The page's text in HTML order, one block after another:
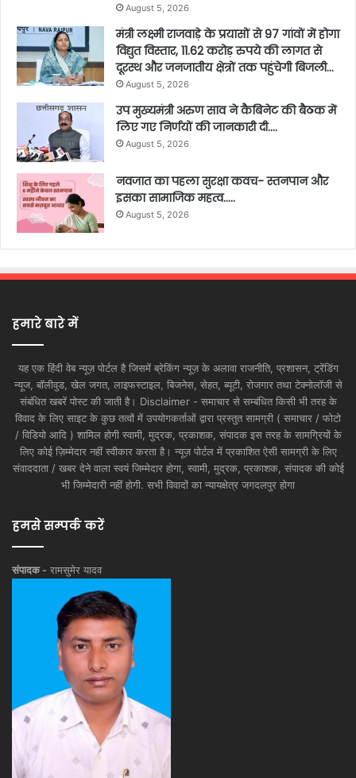
August 5, 2026
मंत्री लक्ष्मी राजवाड़े के प्रयासों से 97 गांवों में होगा
विद्युत विस्तार, 11.62 करोड़ रुपये की लागत से
दूरस्थ और जनजातीय क्षेत्रों तक पहुंचेगी बिजली…
August 5, 2026
उप मुख्यमंत्री अरुण साव ने कैबिनेट की बैठक में
लिए गए निर्णयों की जानकारी दी….
August 5, 2026
नवजात का पहला सुरक्षा कवच- स्तनपान और
इसका सामाजिक महत्व…..
August 5, 2026
हमारे बारे में
यह एक हिंदी वेब न्यूज़ पोर्टल है जिसमें ब्रेकिंग न्यूज़ के अलावा राजनीति, प्रशासन, ट्रेंडिंग
न्यूज, बॉलीवुड, खेल जगत, लाइफस्टाइल, बिजनेस, सेहत, ब्यूटी, रोजगार तथा टेक्नोलॉजी से
संबंधित खबरें पोस्ट की जाती है। Disclaimer - समाचार से सम्बंधित किसी भी तरह के
विवाद के लिए साइट के कुछ तत्वों में उपयोगकर्ताओं द्वारा प्रस्तुत सामग्री ( समाचार / फोटो
/ विडियो आदि ) शामिल होगी स्वामी, मुद्रक, प्रकाशक, संपादक इस तरह के सामग्रियों के
लिए कोई ज़िम्मेदार नहीं स्वीकार करता है। न्यूज़ पोर्टल में प्रकाशित ऐसी सामग्री के लिए
संवाददाता / खबर देने वाला स्वयं जिम्मेदार होगा, स्वामी, मुद्रक, प्रकाशक, संपादक की कोई
भी जिम्मेदारी नहीं होगी. सभी विवादों का न्यायक्षेत्र जगदलपुर होगा
हमसे सम्पर्क करें
संपादक - रामसुमेर यादव